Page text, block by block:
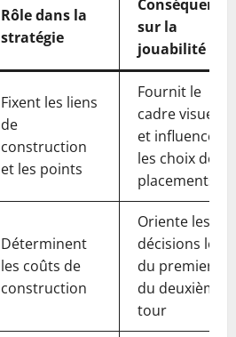
Rôle dans la
stratégie
Conséquence
sur la
jouabilité
Fixent les liens
de
construction
et les points
Fournit le
cadre visuel
et influence
les choix de
placements
Déterminent
les coûts de
construction
Oriente les
décisions lors
du premier et
du deuxième
tour